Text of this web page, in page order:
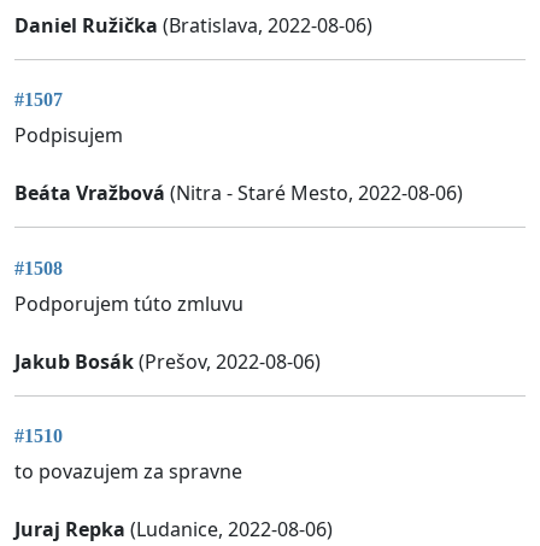
Daniel Ružička (Bratislava, 2022-08-06)
#1507
Podpisujem
Beáta Vražbová (Nitra - Staré Mesto, 2022-08-06)
#1508
Podporujem túto zmluvu
Jakub Bosák(Prešov, 2022-08-06)
#1510
to povazujem za spravne
Juraj Repka (Ludanice, 2022-08-06)